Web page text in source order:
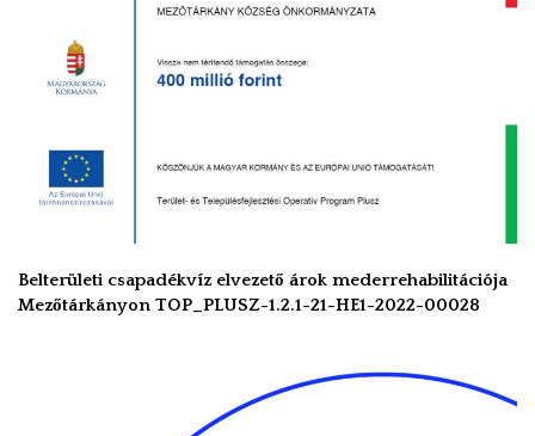
Belterületi csapadékvíz elvezető árok mederrehabilitációja
Mezőtárkányon TOP_PLUSZ-1.2.1-21-HE1-2022-00028